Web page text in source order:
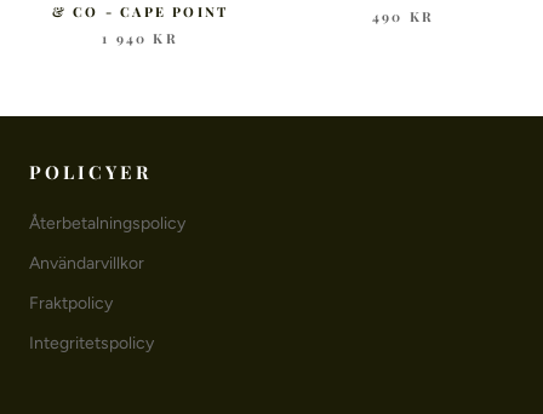
& CO - CAPE POINT
1 940 KR
490 KR
POLICYER
Återbetalningspolicy
Användarvillkor
Fraktpolicy
Integritetspolicy